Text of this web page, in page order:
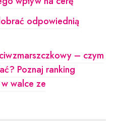
odpowiednią
– czym
Poznaj ranking
walce ze